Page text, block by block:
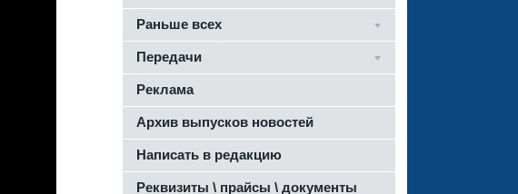
Раньше всех
Передачи
Реклама
Архив выпусков новостей
Написать в редакцию
Реквизиты \ прайсы \ документы